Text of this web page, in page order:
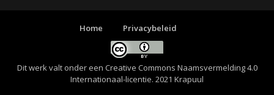
Home Privacybeleid
Dit werk valt onder een Creative Commons Naamsvermelding 4.0
Internationaal-licentie. 2021 Krapuul